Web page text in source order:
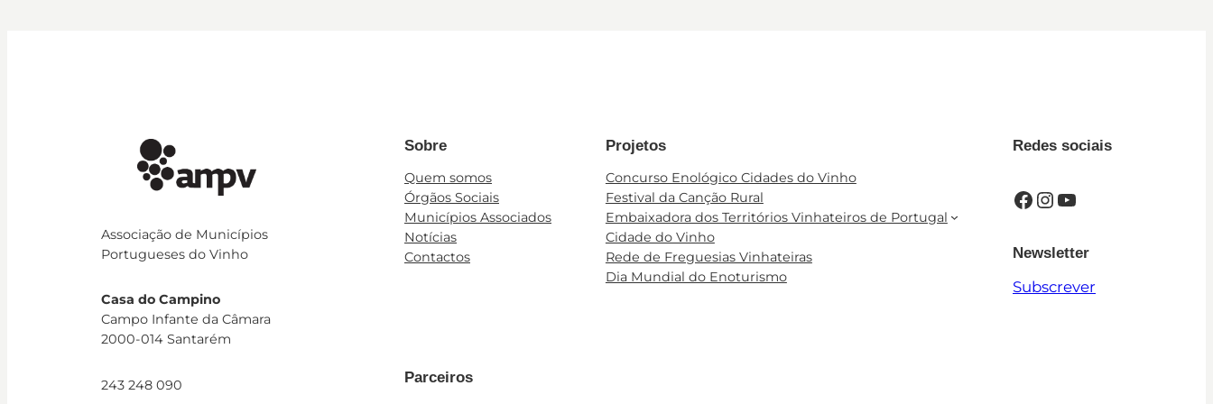
Associação de Municípios
Portugueses do Vinho
Casa do Campino
Campo Infante da Câmara
2000-014 Santarém
243 248 090
Sobre
Quem somos
Órgãos Sociais
Municípios Associados
Notícias
Contactos
Projetos
Concurso Enológico Cidades do Vinho
Festival da Canção Rural
Embaixadora dos Territórios Vinhateiros de Portugal
Cidade do Vinho
Rede de Freguesias Vinhateiras
Dia Mundial do Enoturismo
Redes sociais
Facebook InstagramYouTube
Newsletter
Subscrever
Parceiros